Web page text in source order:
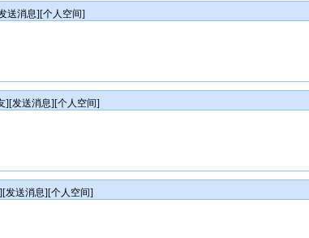
送消息][个人空间]
][发送消息][个人空间]
发送消息][个人空间]